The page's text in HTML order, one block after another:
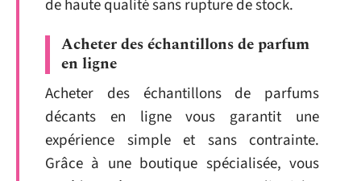
de haute qualité sans rupture de stock.
Acheter des échantillons de parfum
en ligne
Acheter des échantillons de parfums
décants en ligne vous garantit une
expérience simple et sans contrainte.
Grâce à une boutique spécialisée, vous